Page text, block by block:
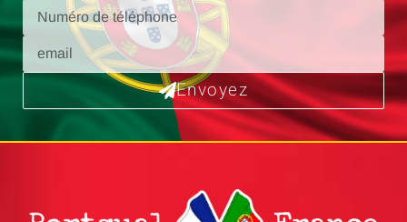
Envoyez